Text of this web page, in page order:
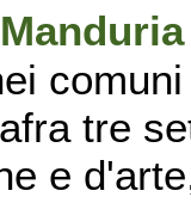
tre
e